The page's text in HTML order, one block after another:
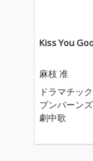
Kiss You
麻枝 准
ドラマチッ
ブンバーンズ
劇中歌